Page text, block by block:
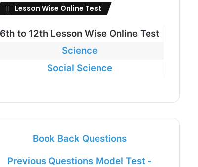
Lesson Wise Online Test
6th to 12th Lesson Wise Online Test
Science
Social Science
Book Back Questions
Previous Questions Model Test -